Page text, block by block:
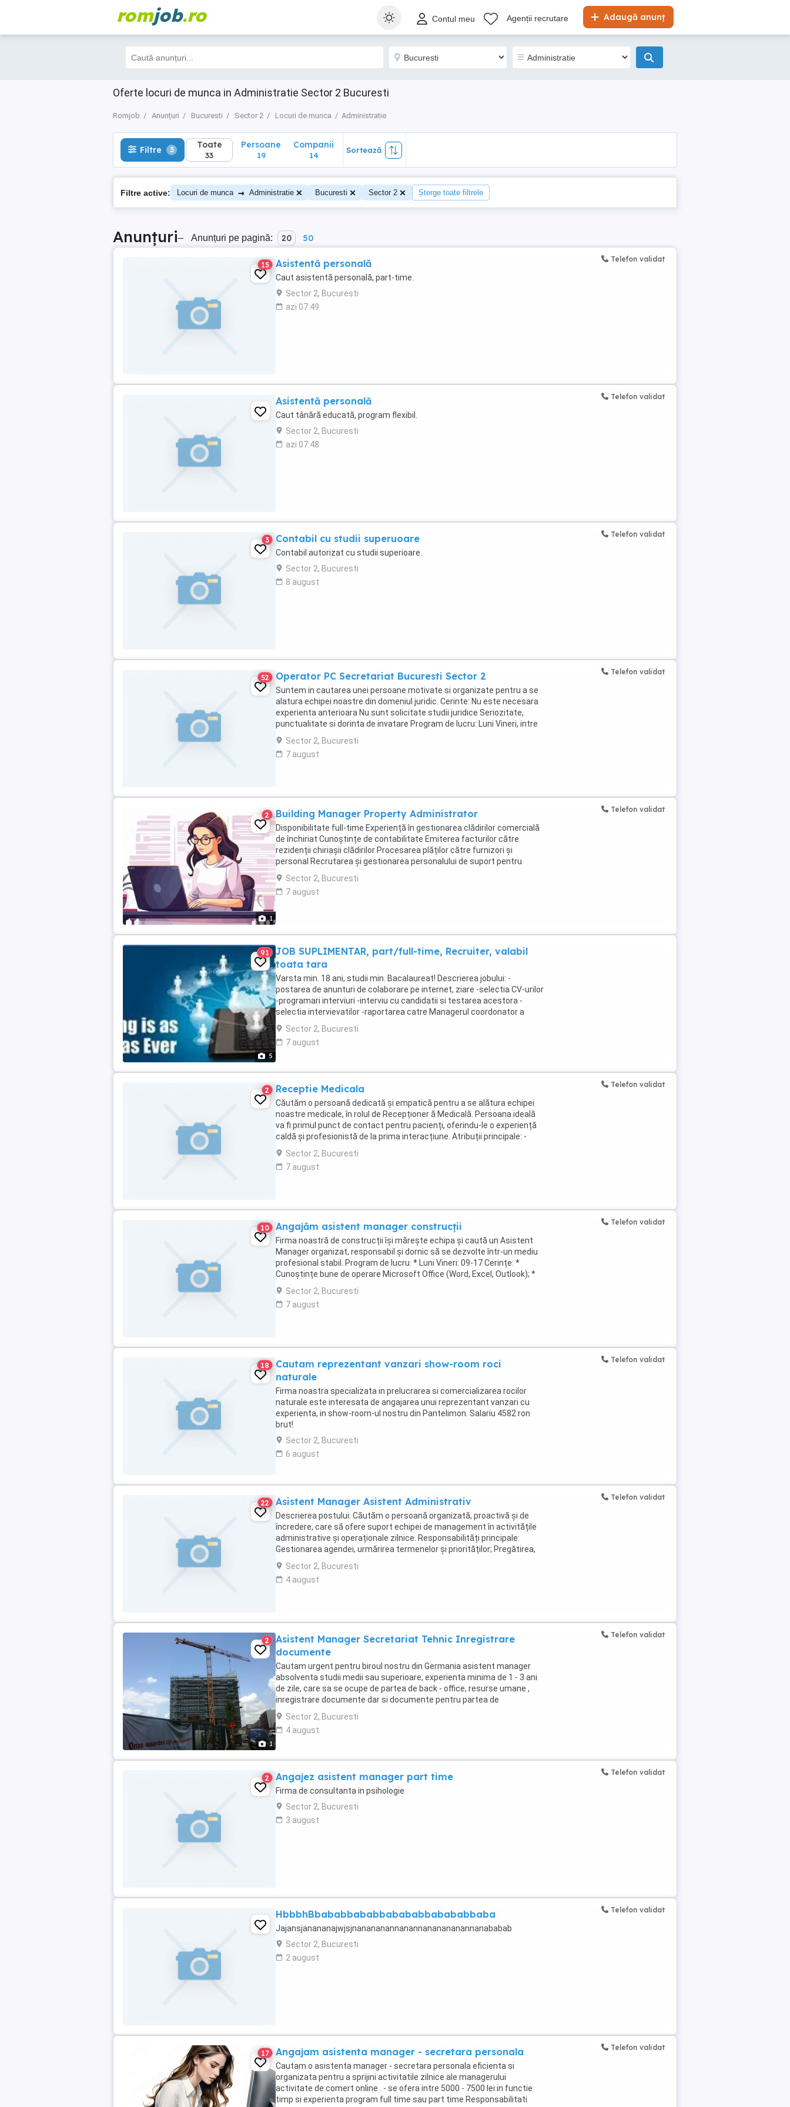
romjob.ro Adaugă anunț
Contul meu Agenții recrutare
Oferte locuri de munca in Administratie Sector 2 Bucuresti
Romjob Anunțuri Bucuresti Sector 2 Locuri de munca Administratie
Filtre 3 Toate
33
Filtre 3 Toate
33
Persoane
19
Companii
14
Sortează
Filtre active: Locuri de munca → Administratie Bucuresti Sector 2 Șterge toate filtrele
Anunțuri– Anunțuri pe pagină: 20 50
15 Asistentă personală
Caut asistentă personală, part-time.
Sector 2, Bucuresti
azi 07:49
Telefon validat
Asistentă personală
Caut tânără educată, program flexibil.
Sector 2, Bucuresti
azi 07:48
Telefon validat
3 Contabil cu studii superuoare
Contabil autorizat cu studii superioare.
Sector 2, Bucuresti
8 august
Telefon validat
52 Operator PC Secretariat Bucuresti Sector 2
Suntem in cautarea unei persoane motivate si organizate pentru a se
alatura echipei noastre din domeniul juridic. Cerinte: Nu este necesara
experienta anterioara Nu sunt solicitate studii juridice Seriozitate,
punctualitate si dorinta de invatare Program de lucru: Luni Vineri, intre
orele 08:00 ...
Sector 2, Bucuresti
7 august
Telefon validat
1
2 Building Manager Property Administrator
Disponibilitate full-time Experiență în gestionarea clădirilor comercială
de închiriat Cunoștințe de contabilitate Emiterea facturilor către
rezidenții chiriașii clădirilor Procesarea plăților către furnizori și
personal Recrutarea și gestionarea personalului de suport pentru
operațiunile clădirilor Colaborarea ...
Sector 2, Bucuresti
7 august
Telefon validat
5
91
JOB SUPLIMENTAR, part/full-time, Recruiter, valabil
toata tara
Varsta min. 18 ani, studii min. Bacalaureat! Descrierea jobului: -
postarea de anunturi de colaborare pe internet, ziare -selectia CV-urilor
-programari interviuri -interviu cu candidatii si testarea acestora -
selectia intervievatilor -raportarea catre Managerul coordonator a
situatiei procesului de ...
Sector 2, Bucuresti
7 august
2 Receptie Medicala
Căutăm o persoană dedicată și empatică pentru a se alătura echipei
noastre medicale, în rolul de Recepționer ă Medicală. Persoana ideală
va fi primul punct de contact pentru pacienți, oferindu-le o experiență
caldă și profesionistă de la prima interacțiune. Atribuții principale: -
Gestionarea programărilor ...
Sector 2, Bucuresti
7 august
Telefon validat
10 Angajăm asistent manager construcții
Firma noastră de construcții își mărește echipa și caută un Asistent
Manager organizat, responsabil și dornic să se dezvolte într-un mediu
profesional stabil. Program de lucru: * Luni Vineri: 09-17 Cerințe: *
Cunoștințe bune de operare Microsoft Office (Word, Excel, Outlook); *
Abilități de organizare ...
Sector 2, Bucuresti
7 august
Telefon validat
18
Cautam reprezentant vanzari show-room roci
naturale
Firma noastra specializata in prelucrarea si comercializarea rocilor
naturale este interesata de angajarea unui reprezentant vanzari cu
experienta, in show-room-ul nostru din Pantelimon. Salariu 4582 ron
brut!
Sector 2, Bucuresti
6 august
Telefon validat
22 Asistent Manager Asistent Administrativ
Descrierea postului: Căutăm o persoană organizată, proactivă și de
încredere, care să ofere suport echipei de management în activitățile
administrative și operaționale zilnice. Responsabilități principale:
Gestionarea agendei, urmărirea termenelor și priorităților; Pregătirea,
redactarea și arhivarea ...
Sector 2, Bucuresti
4 august
Telefon validat
1
2
Asistent Manager Secretariat Tehnic Inregistrare
documente
Cautam urgent pentru biroul nostru din Germania asistent manager
absolventa studii medii sau superioare, experienta minima de 1 - 3 ani
de zile, care sa se ocupe de partea de back - office, resurse umane ,
inregistrare documente dar si documente pentru partea de
constructii. Se solicita limba engleza ...
Sector 2, Bucuresti
4 august
Telefon validat
2 Angajez asistent manager part time
Firma de consultanta in psihologie
Sector 2, Bucuresti
3 august
Telefon validat
HbbbhBbababbababbabababbabababbaba
Jajansjanananajwjsjnanananannanannananananannanababab
Sector 2, Bucuresti
2 august
Telefon validat
17 Angajam asistenta manager - secretara personala
Cautam o asistenta manager - secretara personala eficienta si
organizata pentru a sprijini activitatile zilnice ale managerului
activitate de comert online . - se ofera intre 5000 - 7500 lei in functie
timp si experienta program full time sau part time Responsabilitati
Telefon validat